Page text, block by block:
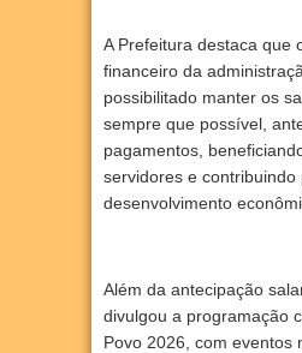
A Prefeitura destaca que
financeiro da
possibilitado manter os
sempre que possível,
pagamentos,
servidores e contribuindo
desenvolvimento
Além da antecipação
divulgou a programação
Povo 2026, com eventos